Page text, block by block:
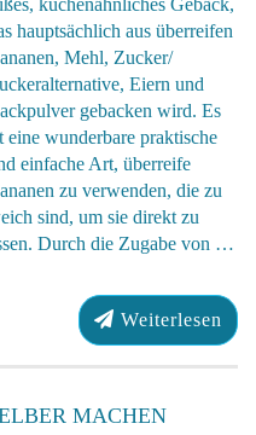
kuchenähnliches Gebäck,
hauptsächlich aus überreifen
Mehl, Zucker/
Eiern und
gebacken wird. Es
eine wunderbare praktische
einfache Art, überreife
zu verwenden, die zu
sind, um sie direkt zu
Durch die Zugabe von …
Weiterlesen
MACHEN